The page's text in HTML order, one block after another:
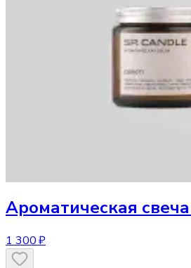
Ароматическая свеча
1 300 ₽